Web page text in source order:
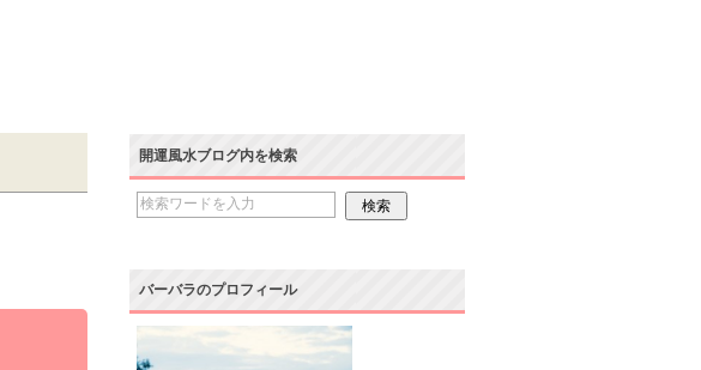
開運風水ブログ内を検索
バーバラのプロフィール